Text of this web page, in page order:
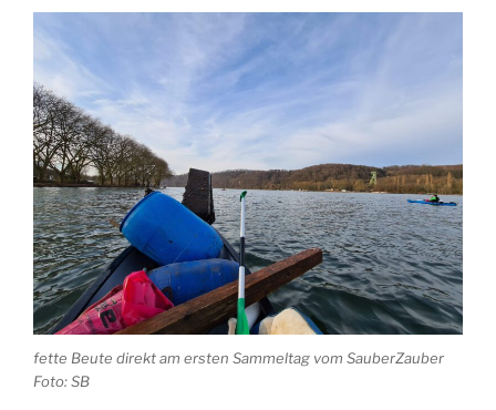
fette Beute direkt am ersten Sammeltag vom SauberZauber
Foto: SB